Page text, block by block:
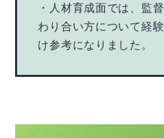
・人材育成面では、監
わり合い方について経
け参考になりました。